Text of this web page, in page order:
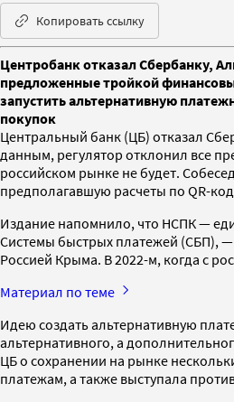
Копировать ссылку
Центробанк отказал Сбербанку,
предложенные тройкой
запустить альтернативную
покупок
Центральный банк (ЦБ) отказал
данным, регулятор отклонил все
российском рынке не будет.
предполагавшую расчеты по QR-
Издание напомнило, что НСПК —
Системы быстрых платежей (СБП), —
Россией Крыма. В 2022-м, когда с
Материал по теме
Идею создать альтернативную
альтернативного, а
ЦБ о сохранении на рынке
платежам, а также выступала